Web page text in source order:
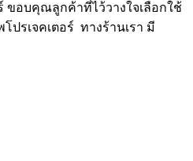
ขอบคุณลูกค้าที่ไว้วางใจเลือกใช้
ปรเจคเตอร์ ทางร้านเรา มี